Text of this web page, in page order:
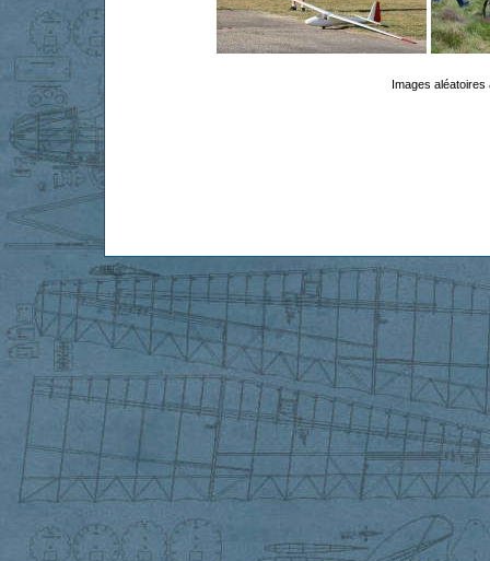
Images aléatoires